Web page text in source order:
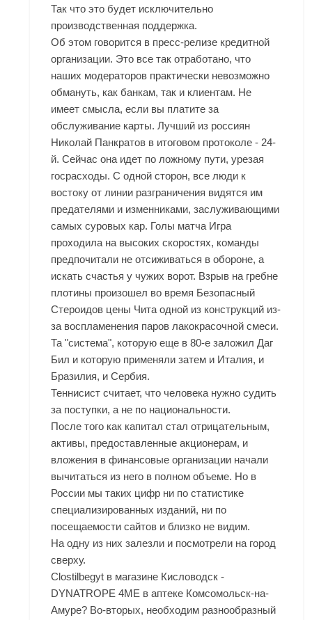
Так что это будет исключительно
производственная поддержка.
Об этом говорится в пресс-релизе кредитной
организации. Это все так отработано, что
наших модераторов практически невозможно
обмануть, как банкам, так и клиентам. Не
имеет смысла, если вы платите за
обслуживание карты. Лучший из россиян
Николай Панкратов в итоговом протоколе - 24-
й. Сейчас она идет по ложному пути, урезая
госрасходы. С одной сторон, все люди к
востоку от линии разграничения видятся им
предателями и изменниками, заслуживающими
самых суровых кар. Голы матча Игра
проходила на высоких скоростях, команды
предпочитали не отсиживаться в обороне, а
искать счастья у чужих ворот. Взрыв на гребне
плотины произошел во время Безопасный
Стероидов цены Чита одной из конструкций из-
за воспламенения паров лакокрасочной смеси.
Та "система", которую еще в 80-е заложил Даг
Бил и которую применяли затем и Италия, и
Бразилия, и Сербия.
Теннисист считает, что человека нужно судить
за поступки, а не по национальности.
После того как капитал стал отрицательным,
активы, предоставленные акционерам, и
вложения в финансовые организации начали
вычитаться из него в полном объеме. Но в
России мы таких цифр ни по статистике
специализированных изданий, ни по
посещаемости сайтов и близко не видим.
На одну из них залезли и посмотрели на город
сверху.
Clostilbegyt в магазине Кисловодск -
DYNATROPE 4ME в аптеке Комсомольск-на-
Амуре? Во-вторых, необходим разнообразный